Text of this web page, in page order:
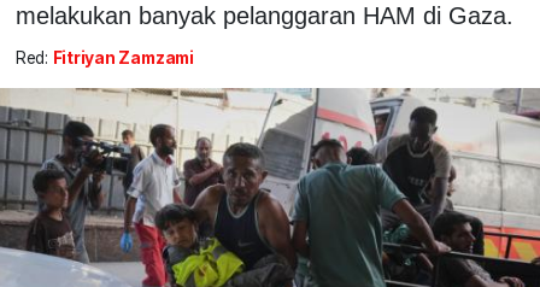
melakukan banyak pelanggaran HAM di Gaza.
Red: Fitriyan Zamzami